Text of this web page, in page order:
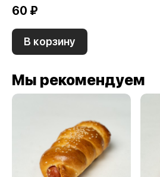
60 ₽
В корзину
Мы рекомендуем